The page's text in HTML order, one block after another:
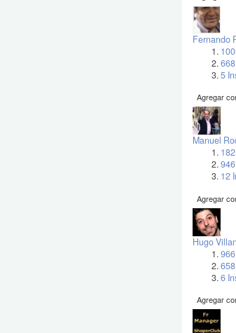
Fernando
5
Agregar
Manuel
12
Agregar
Hugo
6
Agregar